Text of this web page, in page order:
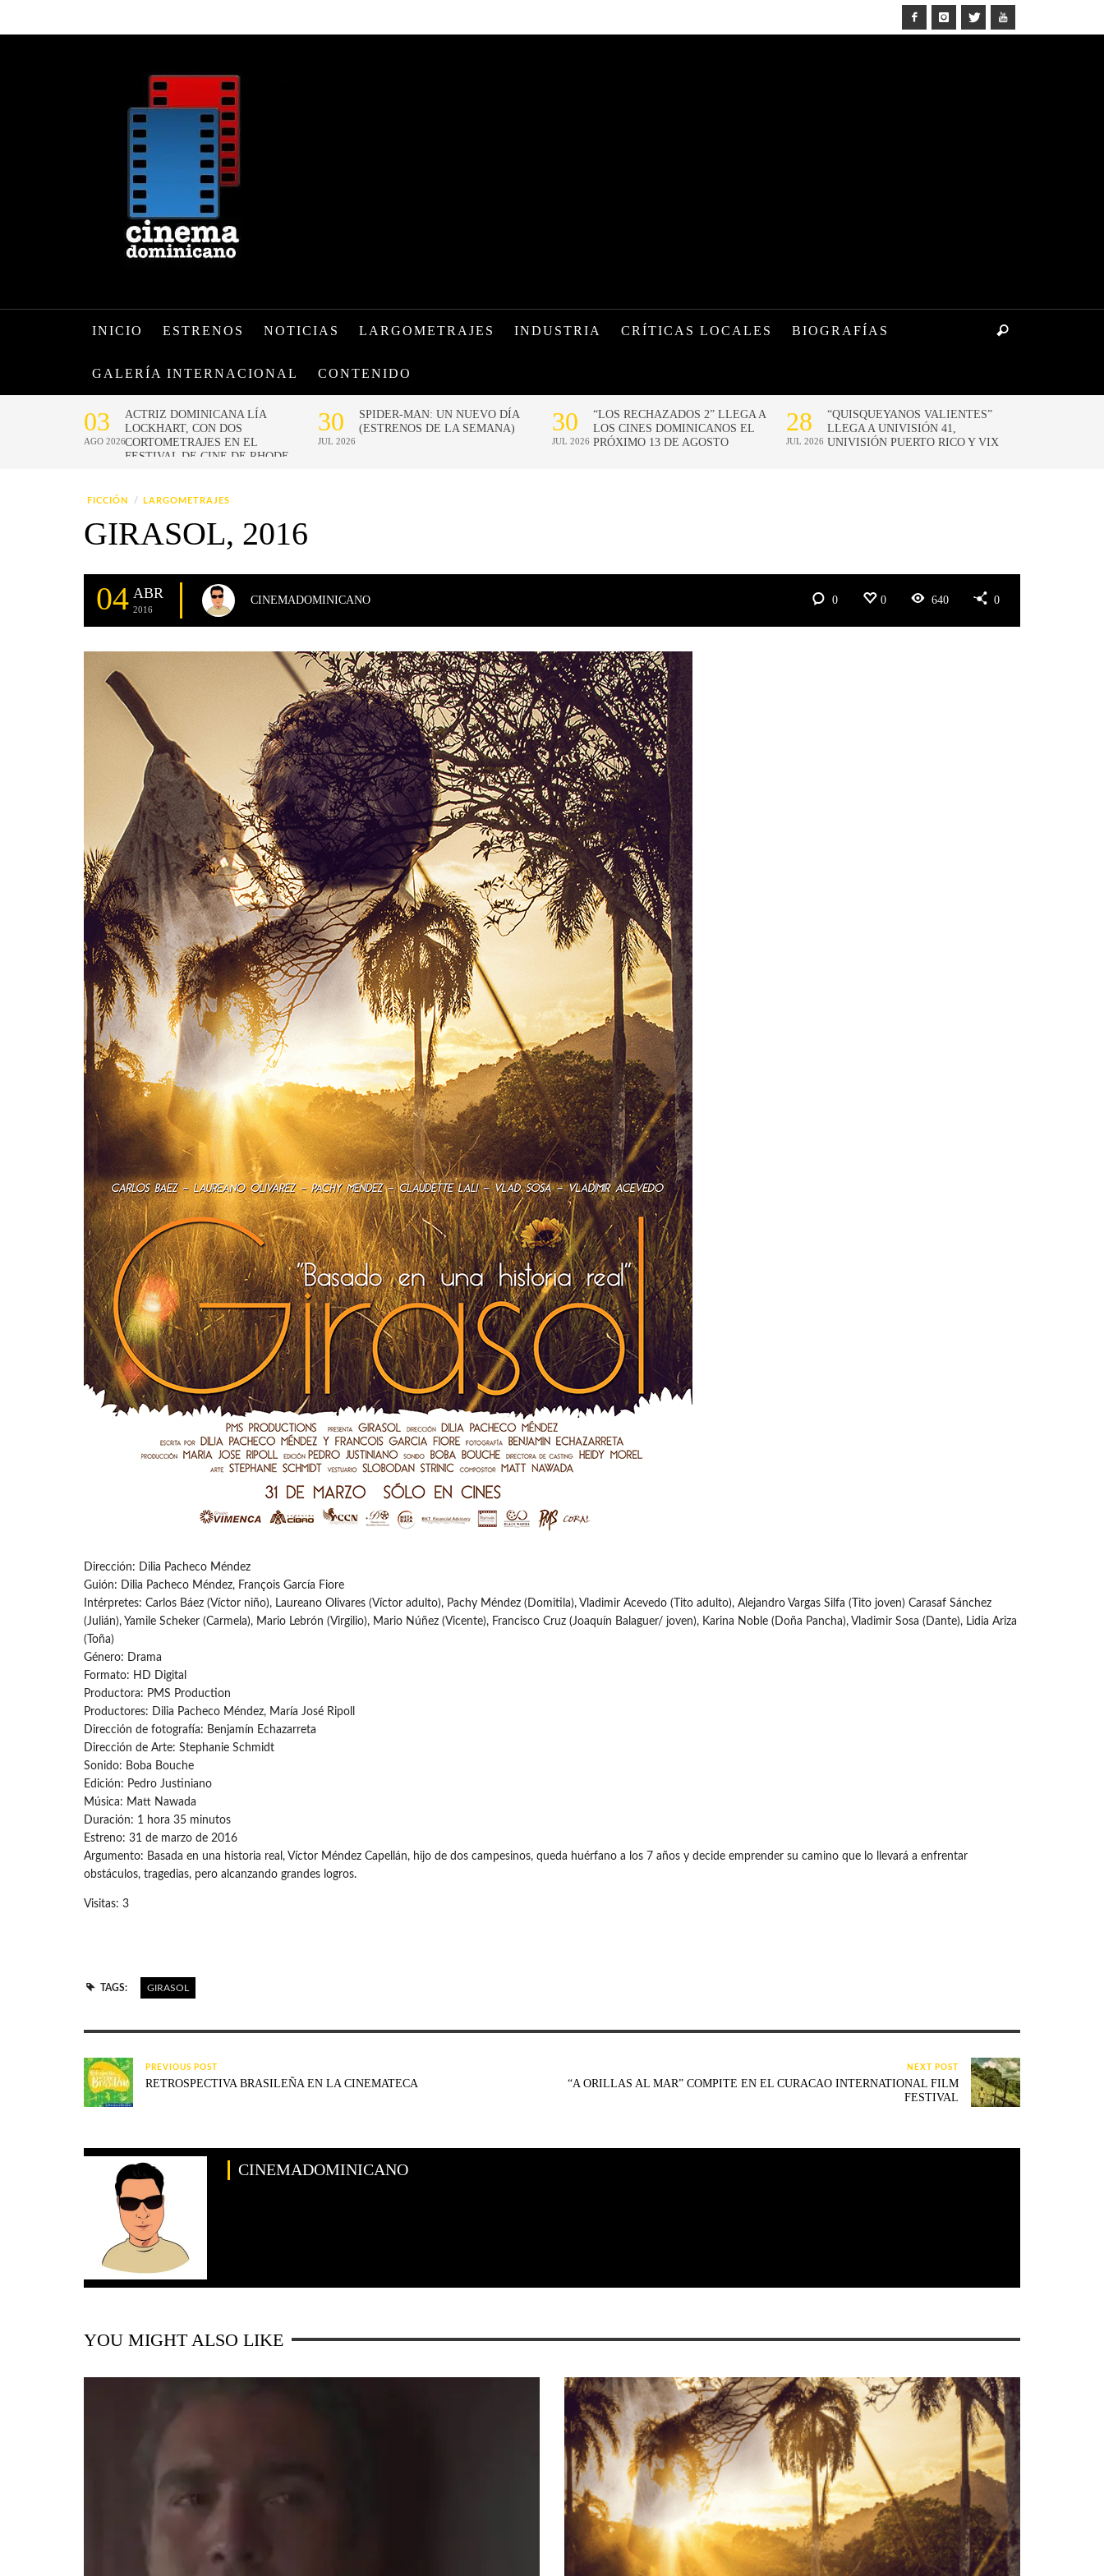
INICIO ESTRENOS NOTICIAS LARGOMETRAJES INDUSTRIA CRÍTICAS LOCALES BIOGRAFÍAS
GALERÍA INTERNACIONAL CONTENIDO
FICCIÓN LARGOMETRAJES
GIRASOL, 2016
04 ABR
2016
CINEMADOMINICANO 0 0 640 0
Dirección: Dilia Pacheco Méndez
Guión: Dilia Pacheco Méndez, François García Fiore
Intérpretes: Carlos Báez (Víctor niño), Laureano Olivares (Víctor adulto), Pachy Méndez (Domitila), Vladimir Acevedo (Tito adulto), Alejandro Vargas Silfa (Tito joven) Carasaf Sánchez
(Julián), Yamile Scheker (Carmela), Mario Lebrón (Virgilio), Mario Núñez (Vicente), Francisco Cruz (Joaquín Balaguer/ joven), Karina Noble (Doña Pancha), Vladimir Sosa (Dante), Lidia Ariza
(Toña)
Género: Drama
Formato: HD Digital
Productora: PMS Production
Productores: Dilia Pacheco Méndez, María José Ripoll
Dirección de fotografía: Benjamín Echazarreta
Dirección de Arte: Stephanie Schmidt
Sonido: Boba Bouche
Edición: Pedro Justiniano
Música: Matt Nawada
Duración: 1 hora 35 minutos
Estreno: 31 de marzo de 2016
Argumento: Basada en una historia real, Víctor Méndez Capellán, hijo de dos campesinos, queda huérfano a los 7 años y decide emprender su camino que lo llevará a enfrentar
obstáculos, tragedias, pero alcanzando grandes logros.
Visitas: 3
TAGS: GIRASOL
PREVIOUS POST
RETROSPECTIVA BRASILEÑA EN LA CINEMATECA
NEXT POST
“A ORILLAS AL MAR” COMPITE EN EL CURACAO INTERNATIONAL FILM
FESTIVAL
CINEMADOMINICANO
YOU MIGHT ALSO LIKE